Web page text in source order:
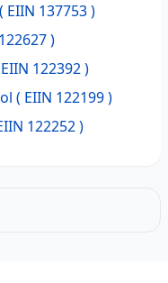
( EIIN 137753 )
)
122392 )
( EIIN 122199 )
122252 )